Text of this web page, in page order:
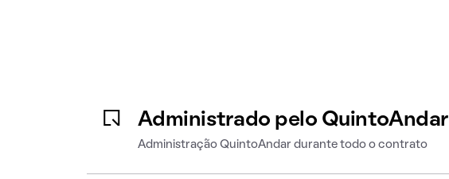
Administrado pelo QuintoAndar
Administração QuintoAndar durante todo o contrato